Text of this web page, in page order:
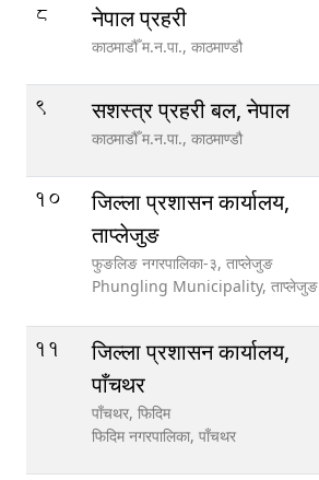
8 नेपाल प्रहरी
काठमाडौँ म.न.पा., काठमाण्डौ
9 सशस्त्र प्रहरी बल, नेपाल
काठमाडौँ म.न.पा., काठमाण्डौ
10
जिल्ला प्रशासन कार्यालय,
ताप्लेजुङ
फुङलिङ नगरपालिका-३, ताप्लेजुङ
Phungling Municipality, ताप्लेजुङ
11
जिल्ला प्रशासन कार्यालय,
पाँचथर
पाँचथर, फिदिम
फिदिम नगरपालिका, पाँचथर